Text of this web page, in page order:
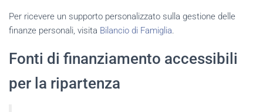
Per ricevere un supporto personalizzato sulla gestione delle
finanze personali, visita Bilancio di Famiglia.
Fonti di finanziamento accessibili
per la ripartenza